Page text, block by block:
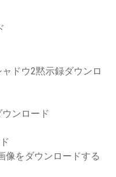
ドウ2黙示録ダウンロ
ンロード
像をダウンロードする